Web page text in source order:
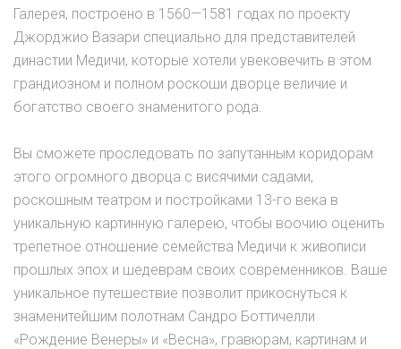
Галерея, построено в 1560—1581 годах по проекту
Джорджио Вазари специально для представителей
династии Медичи, которые хотели увековечить в этом
грандиозном и полном роскоши дворце величие и
богатство своего знаменитого рода.
Вы сможете проследовать по запутанным коридорам
этого огромного дворца с висячими садами,
роскошным театром и постройками 13-го века в
уникальную картинную галерею, чтобы воочию оценить
трепетное отношение семейства Медичи к живописи
прошлых эпох и шедеврам своих современников. Ваше
уникальное путешествие позволит прикоснуться к
знаменитейшим полотнам Сандро Боттичелли
«Рождение Венеры» и «Весна», гравюрам, картинам и